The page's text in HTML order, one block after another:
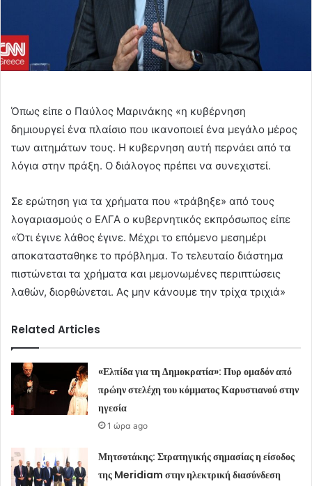
Όπως είπε ο Παύλος Μαρινάκης «η κυβέρνηση
δημιουργεί ένα πλαίσιο που ικανοποιεί ένα μεγάλο μέρος
των αιτημάτων τους. Η κυβερνηση αυτή περνάει από τα
λόγια στην πράξη. Ο διάλογος πρέπει να συνεχιστεί.
Σε ερώτηση για τα χρήματα που «τράβηξε» από τους
λογαριασμούς ο ΕΛΓΑ ο κυβερνητικός εκπρόσωπος είπε
«Ότι έγινε λάθος έγινε. Μέχρι το επόμενο μεσημέρι
αποκατασταθηκε το πρόβλημα. Το τελευταίο διάστημα
πιστώνεται τα χρήματα και μεμονωμένες περιπτώσεις
λαθών, διορθώνεται. Ας μην κάνουμε την τρίχα τριχιά»
Related Articles
«Ελπίδα για τη Δημοκρατία»: Πυρ ομαδόν από
πρώην στελέχη του κόμματος Καρυστιανού στην
ηγεσία
1 ώρα ago
Μητσοτάκης: Στρατηγικής σημασίας η είσοδος
της Meridiam στην ηλεκτρική διασύνδεση